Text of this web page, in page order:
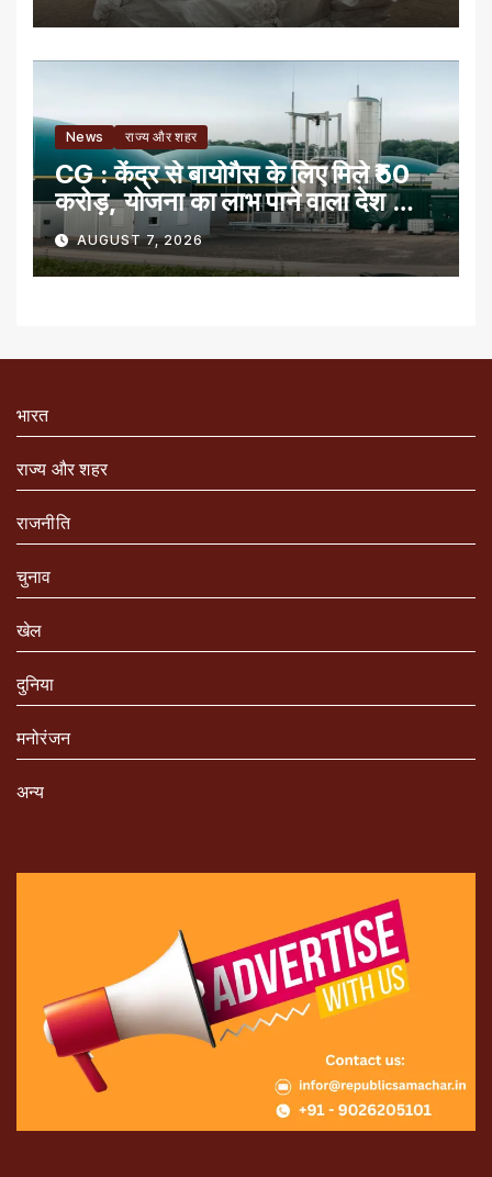
News राज्य और शहर
CG : केंद्र से बायोगैस के लिए मिले ₹50
करोड़, योजना का लाभ पाने वाला देश का
पहला राज्य
AUGUST 7, 2026
भारत
राज्य और शहर
राजनीति
चुनाव
खेल
दुनिया
मनोरंजन
अन्य